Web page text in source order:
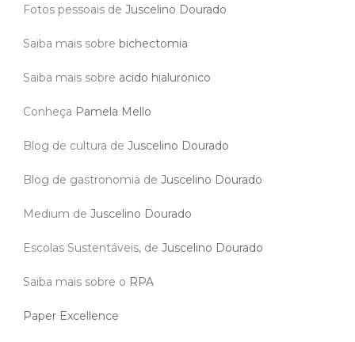
Fotos pessoais de Juscelino Dourado
Saiba mais sobre bichectomia
Saiba mais sobre acido hialuronico
Conheça Pamela Mello
Blog de cultura de Juscelino Dourado
Blog de gastronomia de Juscelino Dourado
Medium de Juscelino Dourado
Escolas Sustentáveis, de Juscelino Dourado
Saiba mais sobre o RPA
Paper Excellence